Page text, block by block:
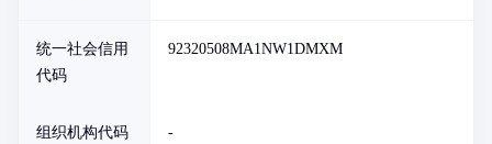
统一社会信用
代码
92320508MA1NW1DMXM
组织机构代码 -